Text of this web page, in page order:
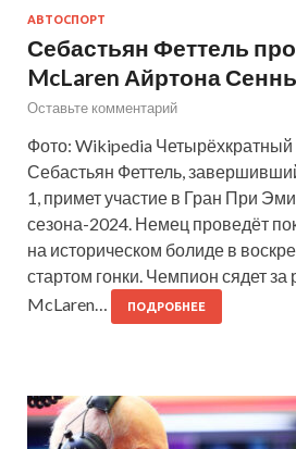
АВТОСПОРТ
Себастьян Феттель
McLaren Айртона
Оставьте комментарий
Фото: Wikipedia
Себастьян Феттель,
1, примет участие в Гран При
сезона-2024. Немец проведёт
на историческом болиде в
стартом гонки. Чемпион сядет за
McLaren…
ПОДРОБНЕЕ